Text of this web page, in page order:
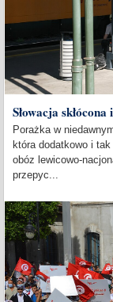
Słowacja
Porażka w
która dodatkowo i
obóz lewicowo-
przepyc...